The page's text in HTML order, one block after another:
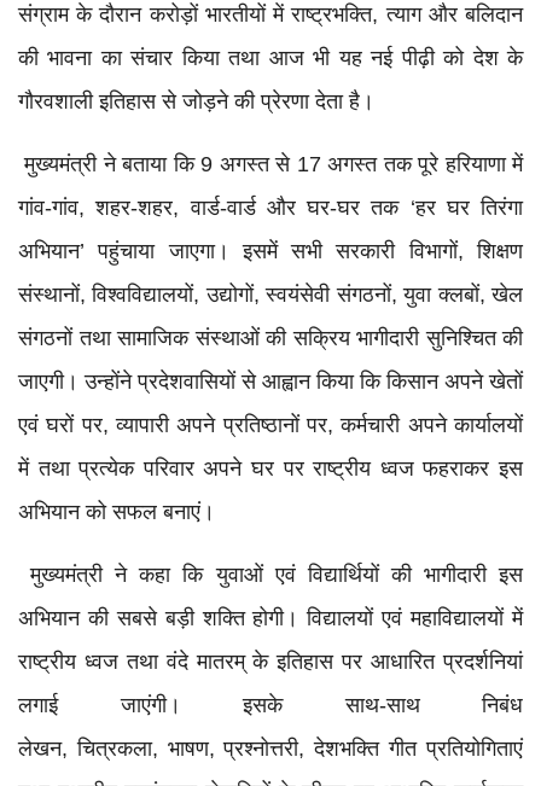
संग्राम के दौरान करोड़ों भारतीयों में राष्ट्रभक्ति, त्याग और बलिदान
की भावना का संचार किया तथा आज भी यह नई पीढ़ी को देश के
गौरवशाली इतिहास से जोड़ने की प्रेरणा देता है।
मुख्यमंत्री ने बताया कि 9 अगस्त से 17 अगस्त तक पूरे हरियाणा में
गांव-गांव, शहर-शहर, वार्ड-वार्ड और घर-घर तक ‘हर घर तिरंगा
अभियान’ पहुंचाया जाएगा। इसमें सभी सरकारी विभागों, शिक्षण
संस्थानों, विश्वविद्यालयों, उद्योगों, स्वयंसेवी संगठनों, युवा क्लबों, खेल
संगठनों तथा सामाजिक संस्थाओं की सक्रिय भागीदारी सुनिश्चित की
जाएगी। उन्होंने प्रदेशवासियों से आह्वान किया कि किसान अपने खेतों
एवं घरों पर, व्यापारी अपने प्रतिष्ठानों पर, कर्मचारी अपने कार्यालयों
में तथा प्रत्येक परिवार अपने घर पर राष्ट्रीय ध्वज फहराकर इस
अभियान को सफल बनाएं।
मुख्यमंत्री ने कहा कि युवाओं एवं विद्यार्थियों की भागीदारी इस
अभियान की सबसे बड़ी शक्ति होगी। विद्यालयों एवं महाविद्यालयों में
राष्ट्रीय ध्वज तथा वंदे मातरम् के इतिहास पर आधारित प्रदर्शनियां
लगाई जाएंगी। इसके साथ-साथ निबंध
लेखन, चित्रकला, भाषण, प्रश्नोत्तरी, देशभक्ति गीत प्रतियोगिताएं